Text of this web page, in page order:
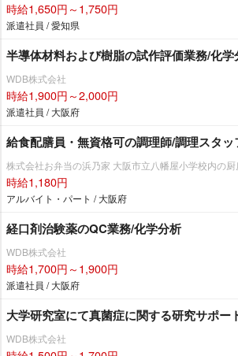
時給1,650円～1,750円
派遣社員 / 愛知県
半導体材料および樹脂の試作評価業務/化学
WDB株式会社
時給1,900円～2,000円
派遣社員 / 大阪府
給食配膳員・無資格可の調理師/調理スタッ
株式会社お弁当の浜乃家 大阪市立八幡屋小学校内の厨
時給1,180円
アルバイト・パート / 大阪府
経口剤治験薬のQC業務/化学分析
WDB株式会社
時給1,700円～1,900円
派遣社員 / 大阪府
大学研究室にて真菌症に関する研究サポー
WDB株式会社